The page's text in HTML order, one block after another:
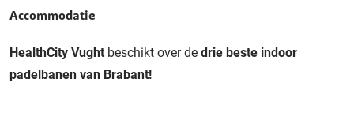
Accommodatie
HealthCity Vught beschikt over de drie beste indoor
padelbanen van Brabant!